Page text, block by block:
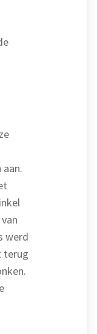
werd
terug